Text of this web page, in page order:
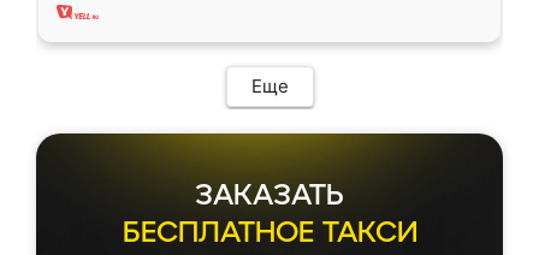
Еще
ЗАКАЗАТЬ
БЕСПЛАТНОЕ ТАКСИ